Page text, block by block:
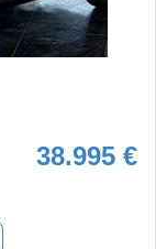
38.995 €